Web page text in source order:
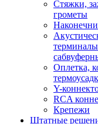
Стяжки,
грометы
Оплетка,
Y-
RCA
Крепежи
Штатные